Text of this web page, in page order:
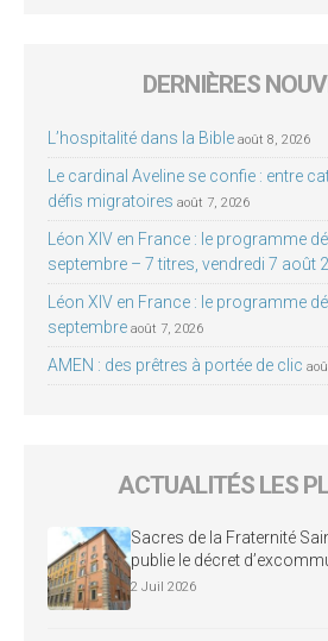
DERNIÈRES
L’hospitalité dans la Bible août 8, 2026
Le cardinal Aveline se confie : entre
défis migratoires août 7, 2026
Léon XIV en France : le programme
septembre – 7 titres, vendredi 7 août
Léon XIV en France : le programme
septembre août 7, 2026
AMEN : des prêtres à portée de clic
ACTUALITÉS LES
Sacres de la Fraternité
publie le décret
2 Juil 2026